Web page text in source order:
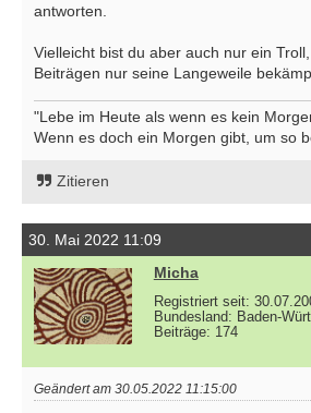
antworten.
Vielleicht bist du aber auch nur ein
Beiträgen nur seine Langeweile
"Lebe im Heute als wenn es kein
Wenn es doch ein Morgen gibt, um so
Zitieren
30. Mai 2022 11:09
Micha
Registriert seit:
Bundesland: Baden-
Beiträge: 174
Geändert am 30.05.2022 11:15:00